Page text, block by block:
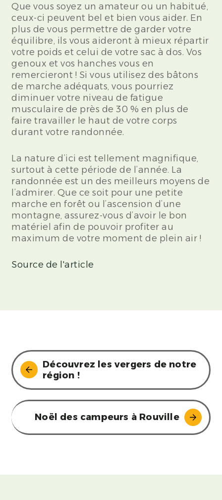
Que vous soyez un amateur ou un habitué,
ceux-ci peuvent bel et bien vous aider. En
plus de vous permettre de garder votre
équilibre, ils vous aideront à mieux répartir
votre poids et celui de votre sac à dos. Vos
genoux et vos hanches vous en
remercieront ! Si vous utilisez des bâtons
de marche adéquats, vous pourriez
diminuer votre niveau de fatigue
musculaire de près de 30 % en plus de
faire travailler le haut de votre corps
durant votre randonnée.
La nature d’ici est tellement magnifique,
surtout à cette période de l’année. La
randonnée est un des meilleurs moyens de
l’admirer. Que ce soit pour une petite
marche en forêt ou l’ascension d’une
montagne, assurez-vous d’avoir le bon
matériel afin de pouvoir profiter au
maximum de votre moment de plein air !
Source de l'article
Découvrez les vergers de notre
région !
Noël des campeurs à Rouville